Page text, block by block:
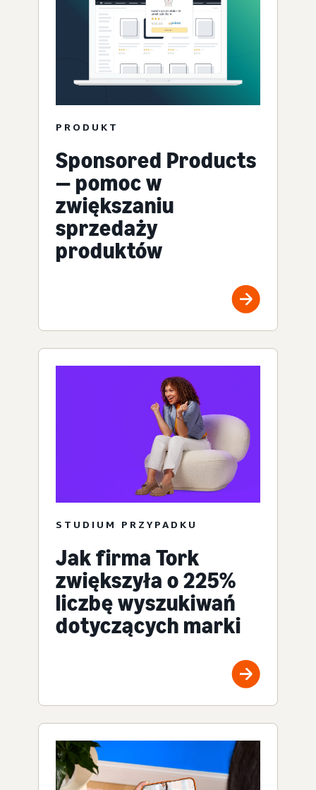
PRODUKT
Sponsored Products
— pomoc w
zwiększaniu
sprzedaży
produktów
STUDIUM PRZYPADKU
Jak firma Tork
zwiększyła o 225%
liczbę wyszukiwań
dotyczących marki